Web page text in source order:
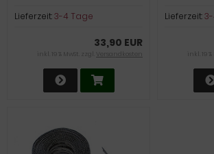
Lieferzeit:3-4 Tage
33,90 EUR
inkl. 19 % MwSt. zzgl. Versandkosten
Lieferzeit:
inkl. 19